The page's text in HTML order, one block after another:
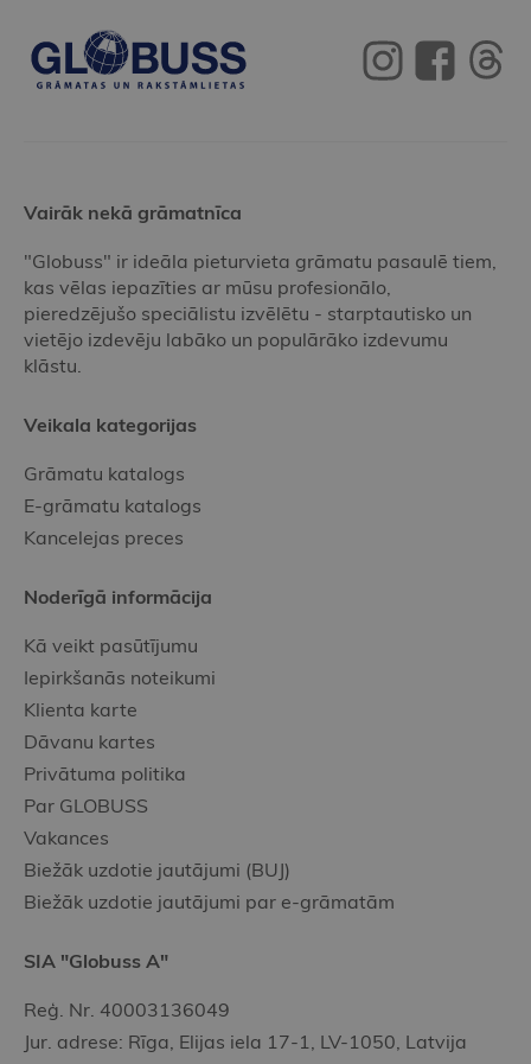
Vairāk nekā grāmatnīca
"Globuss" ir ideāla pieturvieta grāmatu pasaulē tiem,
kas vēlas iepazīties ar mūsu profesionālo,
pieredzējušo speciālistu izvēlētu - starptautisko un
vietējo izdevēju labāko un populārāko izdevumu
klāstu.
Veikala kategorijas
Grāmatu katalogs
E-grāmatu katalogs
Kancelejas preces
Noderīgā informācija
Kā veikt pasūtījumu
Iepirkšanās noteikumi
Klienta karte
Dāvanu kartes
Privātuma politika
Par GLOBUSS
Vakances
Biežāk uzdotie jautājumi (BUJ)
Biežāk uzdotie jautājumi par e-grāmatām
SIA "Globuss A"
Reģ. Nr. 40003136049
Jur. adrese: Rīga, Elijas iela 17-1, LV-1050, Latvija